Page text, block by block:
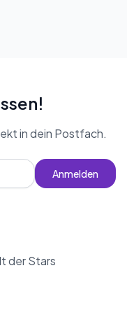
einem
Körper von
teilt häufig
auf
sein
„Ist er tot?“
in dein Postfach.
Anmelden
der Stars